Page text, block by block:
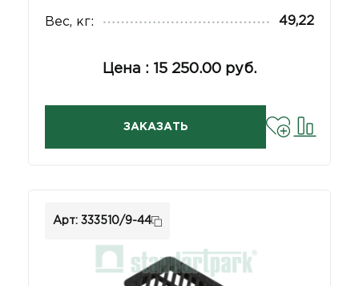
Вес, кг: 49,22
Цена : 15 250.00 руб.
ЗАКАЗАТЬ
Арт: 333510/9-44